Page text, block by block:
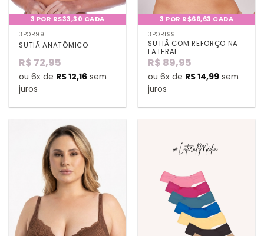
3 POR R$33,30 CADA
3POR99
SUTIÃ ANATÔMICO
R$ 72,95
ou 6x de R$12,16 sem
juros
3 POR R$66,63 CADA
3POR199
SUTIÃ COM REFORÇO NA
LATERAL
R$ 89,95
ou 6x de R$14,99 sem
juros